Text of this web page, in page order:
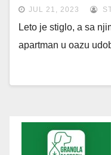
JUL 21, 2023
Leto je stiglo, a sa
apartman u oazu